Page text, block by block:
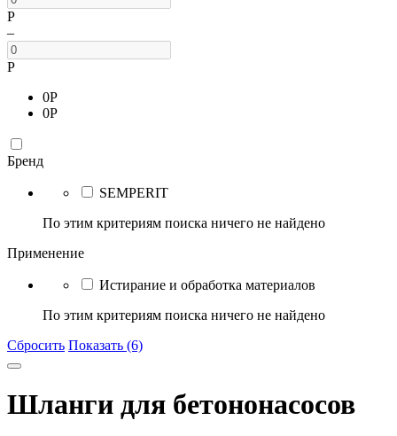
Р
–
Р
0Р
0Р
Бренд
SEMPERIT
По этим критериям поиска ничего не найдено
Применение
Истирание и обработка материалов
По этим критериям поиска ничего не найдено
Сбросить Показать (6)
Шланги для бетононасосов